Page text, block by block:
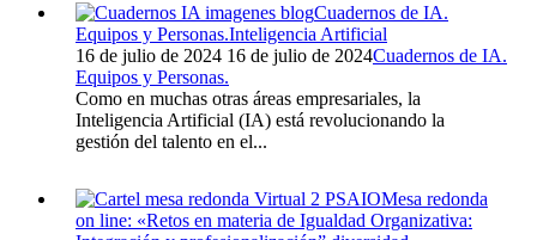
Cuadernos de IA.
Equipos y Personas.Inteligencia Artificial
16 de julio de 2024 16 de julio de 2024Cuadernos de IA.
Equipos y Personas.
Como en muchas otras áreas empresariales, la
Inteligencia Artificial (IA) está revolucionando la
gestión del talento en el...
Mesa redonda
on line: «Retos en materia de Igualdad Organizativa: